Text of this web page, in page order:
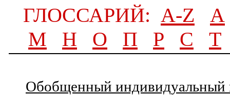
ГЛОССАРИЙ: A-Z
А
М
Н О П Р С Т
Обобщенный индивидуальный